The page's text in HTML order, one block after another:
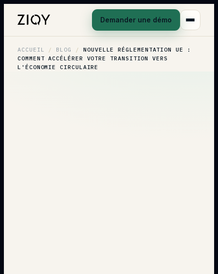
Demander une démo
ACCUEIL / BLOG /
NOUVELLE RÉGLEMENTATION UE :
COMMENT ACCÉLÉRER VOTRE TRANSITION VERS
L'ÉCONOMIE CIRCULAIRE